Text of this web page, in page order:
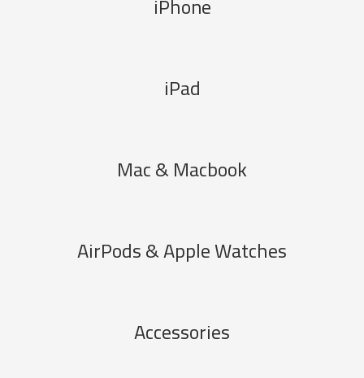
iPad
Mac & Macbook
AirPods & Apple Watches
Accessories